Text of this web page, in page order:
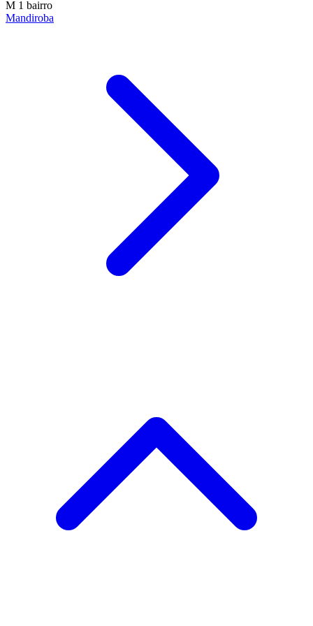
M 1 bairro
Mandiroba